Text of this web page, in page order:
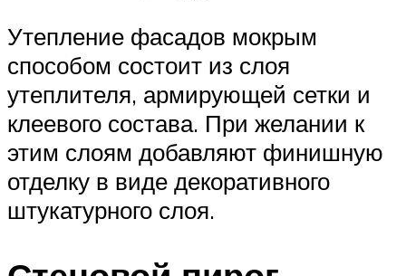
Утепление фасадов мокрым
способом состоит из слоя
утеплителя, армирующей сетки и
клеевого состава. При желании к
этим слоям добавляют финишную
отделку в виде декоративного
штукатурного слоя.